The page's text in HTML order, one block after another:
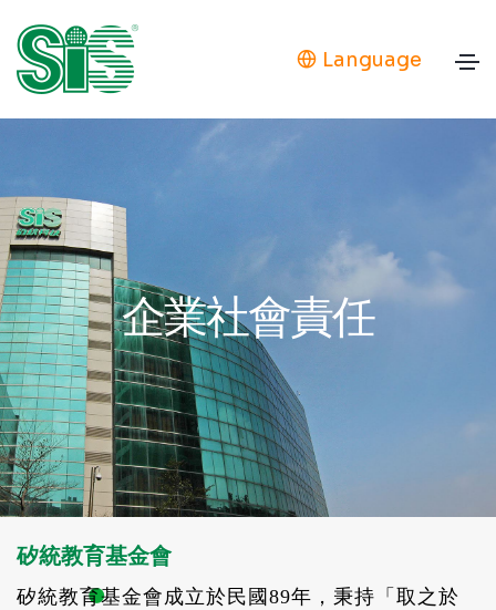
Language
企業社會責任
矽統教育基金會
矽統教育基金會成立於民國89年，秉持「取之於